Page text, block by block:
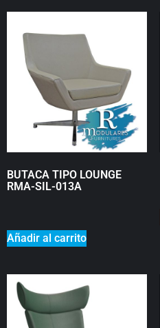
BUTACA TIPO LOUNGE
RMA-SIL-013A
Añadir al carrito